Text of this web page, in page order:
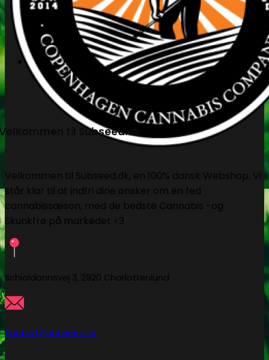
Kasse
til Subseed.dk
Velkommen til Subseed.dk, en 100% dansk Webshop. Vi
står klar til at indfri dine ønsker om en fed
cannabissæson, med de bedste Cannabis -og
Skunkfrø på markedet <3
Schioldannsvej 3, 2920 Charlottenlund
Kontakt@subseed.dk